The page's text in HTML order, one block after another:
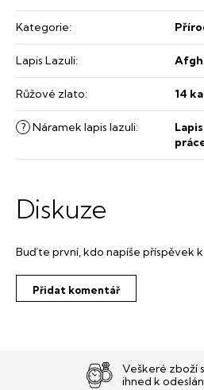
Kategorie:
Lapis Lazuli:
Růžové zlato: 14
? Náramek lapis lazuli:
Diskuze
Buďte první, kdo napíše příspěvek
Přidat komentář
Veškeré zboží
ihned k